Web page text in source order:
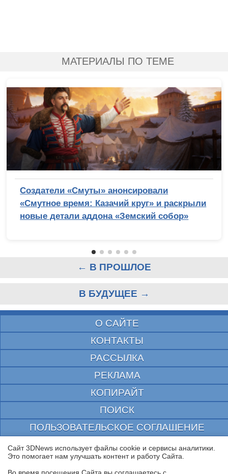
МАТЕРИАЛЫ ПО ТЕМЕ
Создатели «Смуты» анонсировали
«Смутное время: Казачий круг» и раскрыли
новые детали аддона «Земский собор»
← В ПРОШЛОЕ
В БУДУЩЕЕ →
О САЙТЕ
КОНТАКТЫ
РАССЫЛКА
РЕКЛАМА
КОПИРАЙТ
ПОИСК
ПОЛЬЗОВАТЕЛЬСКОЕ СОГЛАШЕНИЕ
ЗАЩИЩЕНО CURATOR
© 1997—2026 Электронное периодическое издание "3ДНьюс" | Свидетельство о
Сайт 3DNews использует файлы cookie и сервисы аналитики.
Это помогает нам улучшать контент и работу Cайта.